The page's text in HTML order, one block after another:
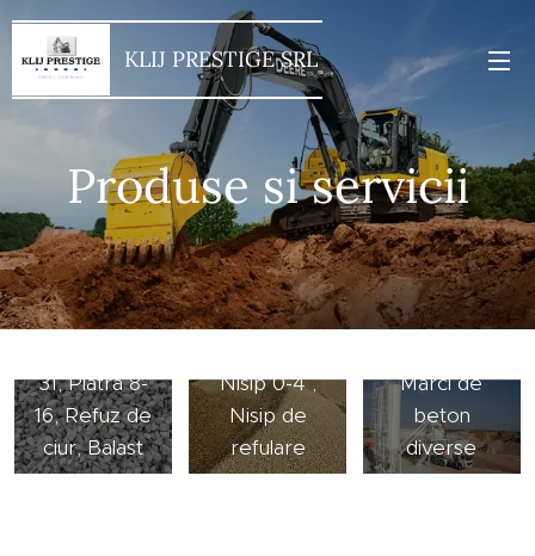
KLIJ PRESTIGE SRL
Produse si servicii
Piatra sparta
0-63, Piatra
4-8, Piatra 0-
31, Piatra 8-
16, Refuz de
ciur, Balast
Nisip 0-4 ,
Nisip de
refulare
Marci de
beton
diverse